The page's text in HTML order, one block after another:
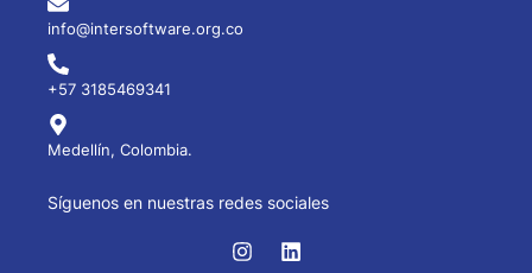
info@intersoftware.org.co
+57 3185469341
Medellín, Colombia.
Síguenos en nuestras redes sociales